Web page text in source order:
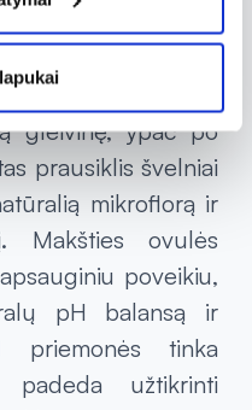
sudirgusiai odai,
gleivinę, ypač po
prausiklis švelniai
mikroflorą ir
Makšties ovulės
poveikiu,
pH balansą ir
priemonės tinka
užtikrinti